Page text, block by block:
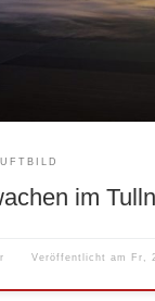
im
Veröffentlicht am Fr,